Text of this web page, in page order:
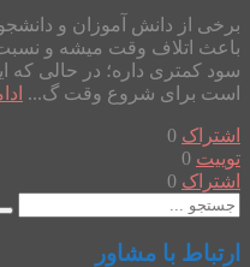
برخی از دانش آموزان و
باعث اتلاف وقت میشه و
سود کمتری داره؛ در حالی
است برای شروع وقت گ...
اشتراک 0
توییت 0
اشتراک 0
ارتباط با مشاور